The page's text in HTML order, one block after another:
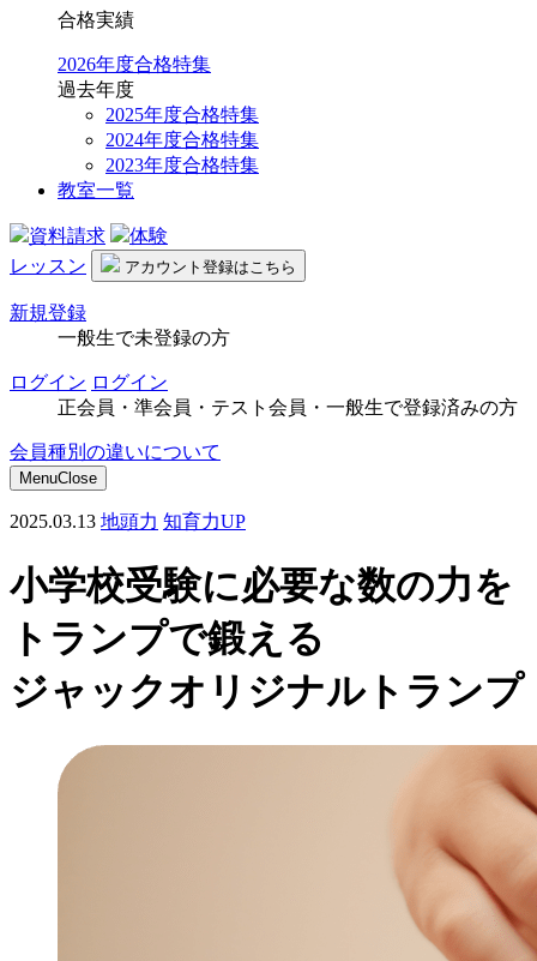
合格実績
2026年度合格特集
過去年度
2025年度合格特集
2024年度合格特集
2023年度合格特集
教室一覧
資料請求
体験
レッスン
アカウント 登録はこちら
新規登録
一般生で未登録の方
ログイン ログイン
正会員・準会員・テスト会員・一般生で登録済みの方
会員種別の違いについて
MenuClose
2025.03.13 地頭力 知育力UP
小学校受験に必要な数の力を
トランプで鍛える
ジャックオリジナルトランプ